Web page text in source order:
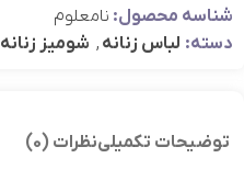
شناسه محصول: نامعلوم
دسته: لباس زنانه , شومیز زنانه
توضیحات تکمیلینظرات (0)